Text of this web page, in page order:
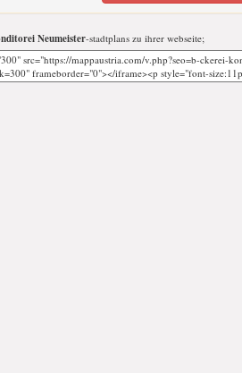
Neumeister-stadtplans zu ihrer webseite;